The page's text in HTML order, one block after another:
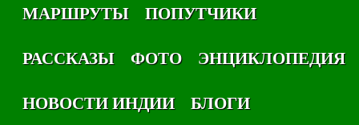
МАРШРУТЫ
ПОПУТЧИКИ
РАССКАЗЫ
ФОТО
ЭНЦИКЛОПЕДИЯ
НОВОСТИ ИНДИИ
БЛОГИ